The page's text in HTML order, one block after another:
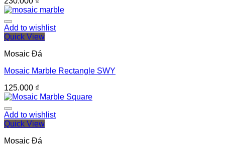
Add to wishlist
Quick View
Mosaic Đá
Mosaic Marble Rectangle SWY
125.000 ₫
Add to wishlist
Quick View
Mosaic Đá